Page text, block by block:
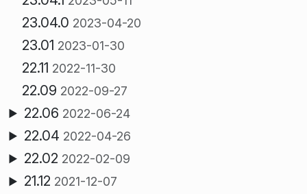
23.04.0 2023-04-20
23.01 2023-01-30
22.11 2022-11-30
22.09 2022-09-27
22.06 2022-06-24
22.04 2022-04-26
22.02 2022-02-09
21.12 2021-12-07